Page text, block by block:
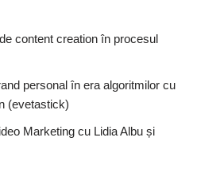
content creation în procesul
personal în era algoritmilor cu
(evetastick)
Marketing cu Lidia Albu și